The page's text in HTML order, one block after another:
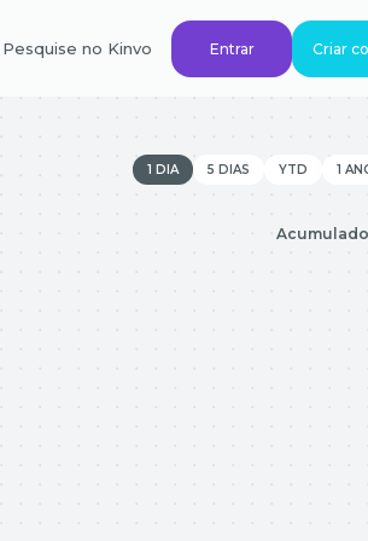
Pesquise no Kinvo Entrar Criar
1 DIA 5 DIAS YTD 1